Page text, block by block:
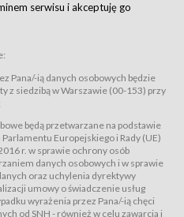
(Akredytacje);
zawarcie umowy z
udziału w Wydarzeniu,
danego Wydarzenia, tj. uprawniające
seansach filmowych,
przez Usługodawcę w Serwisie;
przez Usługodawcę, z
serwisu i akceptuję go
Pana/-ią danych osobowych będzie
z siedzibą w Warszawie (00-153) przy
będą przetwarzane na podstawie
Europejskiego i Rady (UE)
r. w sprawie ochrony osób
danych osobowych i w sprawie
oraz uchylenia dyrektywy
umowy o świadczenie usług
wyrażenia przez Pana/-ią chęci
od SNH - również w celu zawarcia i